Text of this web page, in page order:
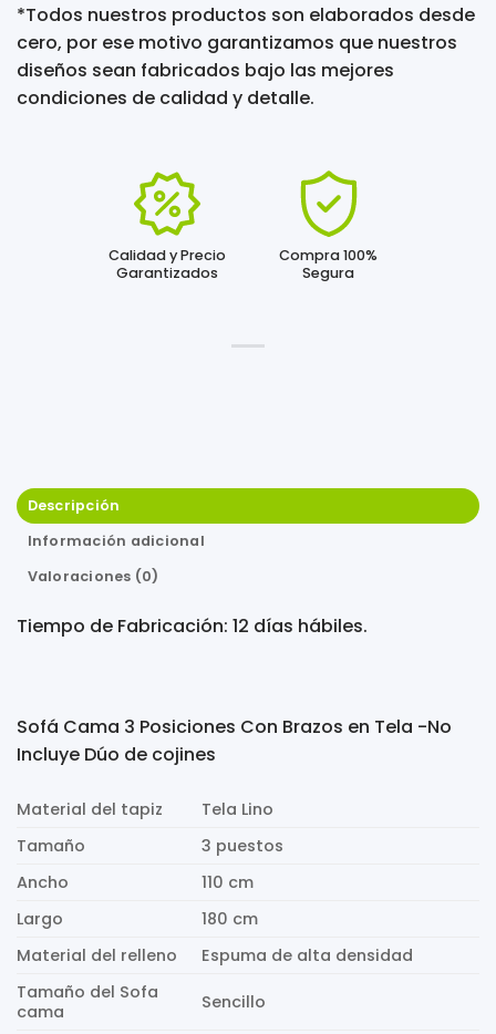
*Todos nuestros productos son elaborados desde
cero, por ese motivo garantizamos que nuestros
diseños sean fabricados bajo las mejores
condiciones de calidad y detalle.
Calidad y Precio
Garantizados
Compra 100%
Segura
Descripción
Información adicional
Valoraciones (0)
Tiempo de Fabricación: 12 días hábiles.
Sofá Cama 3 Posiciones Con Brazos en Tela -No
Incluye Dúo de cojines
Material del tapiz
Tela Lino
Tamaño
3 puestos
Ancho
110 cm
Largo
180 cm
Material del relleno
Espuma de alta densidad
Tamaño del Sofa
cama
Sencillo